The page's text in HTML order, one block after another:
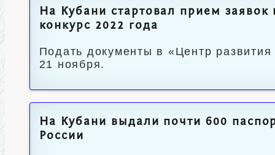
На Кубани стартовал прием
конкурс 2022 года
Подать документы в «Центр
21 ноября.
На Кубани выдали почти 600
России